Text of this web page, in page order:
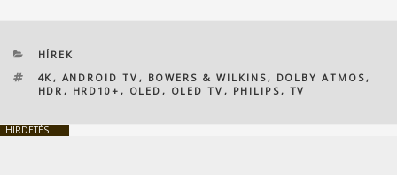
KATEGÓRIÁK
HÍREK
CÍMKÉK
4K , ANDROID TV , BOWERS & WILKINS , DOLBY ATMOS ,
HDR , HRD10+ , OLED , OLED TV , PHILIPS , TV
HIRDETÉS